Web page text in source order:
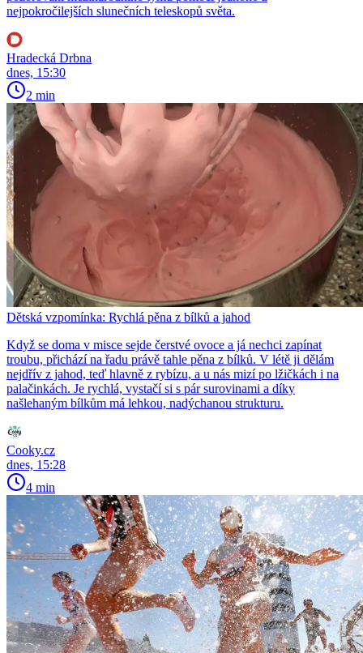
nejpokročilejších slunečních teleskopů světa.
Hradecká Drbna
dnes, 15:30
2 min
Dětská vzpomínka: Rychlá pěna z bílků a jahod
Když se doma v misce sejde čerstvé ovoce a já nechci zapínat
troubu, přichází na řadu právě tahle pěna z bílků. V létě ji dělám
nejdřív z jahod, teď hlavně z rybízu, a u nás mizí po lžičkách i na
palačinkách. Je rychlá, vystačí si s pár surovinami a díky
našlehaným bílkům má lehkou, nadýchanou strukturu.
Cooky.cz
dnes, 15:28
4 min